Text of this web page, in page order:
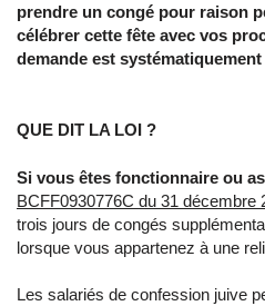
prendre un congé pour raison
célébrer cette fête avec vos
demande est
QUE DIT LA LOI ?
Si vous êtes fonctionnaire ou
BCFF0930776C du 31 décembre
trois jours de congés
lorsque vous appartenez à une
Les salariés de confession juive